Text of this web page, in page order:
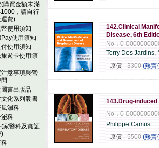
購買金額未滿
，請自行
費)
使用須知
Pay使用須知
使用須知
旅遊卡使用須
意事項與營
圖書出版品
化系列叢書
濕科
泌科
(家醫科及實証
)
142.Clinical
Disease, 6th
No：0-
Terry Des Jardins,
- 原價 - 3300 (熱賣
143.Drug-
No：0-
Philippe Camus
- 原價 - 5500 (熱賣